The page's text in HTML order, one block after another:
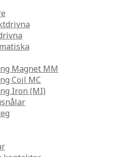
Magnet MM
Coil MC
Iron (MI)